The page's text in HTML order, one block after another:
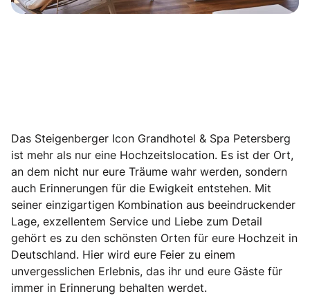
Das Steigenberger Icon Grandhotel & Spa Petersberg
ist mehr als nur eine Hochzeitslocation. Es ist der Ort,
an dem nicht nur eure Träume wahr werden, sondern
auch Erinnerungen für die Ewigkeit entstehen. Mit
seiner einzigartigen Kombination aus beeindruckender
Lage, exzellentem Service und Liebe zum Detail
gehört es zu den schönsten Orten für eure Hochzeit in
Deutschland. Hier wird eure Feier zu einem
unvergesslichen Erlebnis, das ihr und eure Gäste für
immer in Erinnerung behalten werdet.